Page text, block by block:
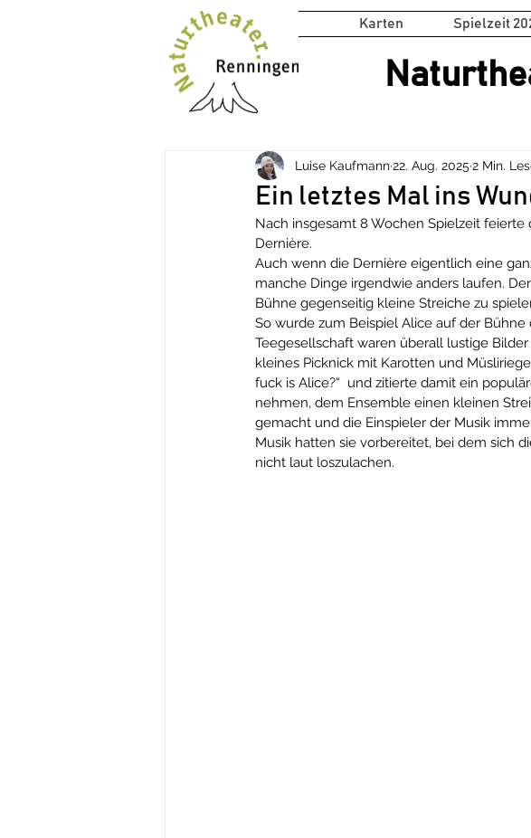
Karten Spielzeit
Ein letztes Mal ins
Luise Kaufmann22. Aug. 2025 2 Min.
Nach insgesamt 8 Wochen Spielzeit feierte
Dernière.
Auch wenn die Dernière eigentlich eine
manche Dinge irgendwie anders laufen.
Bühne gegenseitig kleine Streiche zu
So wurde zum Beispiel Alice auf der
Teegesellschaft waren überall lustige
kleines Picknick mit Karotten und
fuck is Alice?“  und zitierte damit ein
nehmen, dem Ensemble einen kleinen
gemacht und die Einspieler der Musik
Musik hatten sie vorbereitet, bei dem sich
nicht laut loszulachen.